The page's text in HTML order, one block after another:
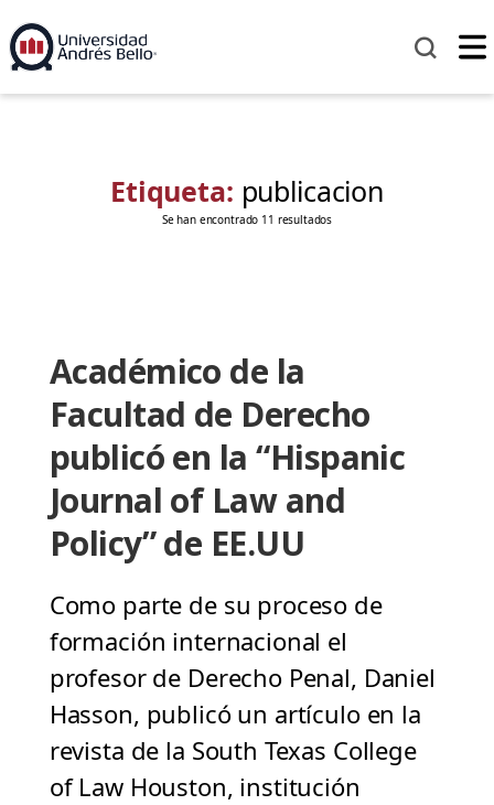
Etiqueta: publicacion
Se han encontrado 11 resultados
Académico de la
Facultad de Derecho
publicó en la “Hispanic
Journal of Law and
Policy” de EE.UU
Como parte de su proceso de
formación internacional el
profesor de Derecho Penal, Daniel
Hasson, publicó un artículo en la
revista de la South Texas College
of Law Houston, institución